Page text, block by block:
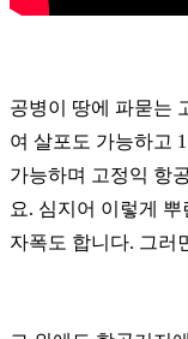
공병이 땅에 파묻는
여 살포도 가능하고
가능하며 고정익 항
요. 심지어 이렇게
자폭도 합니다. 그러